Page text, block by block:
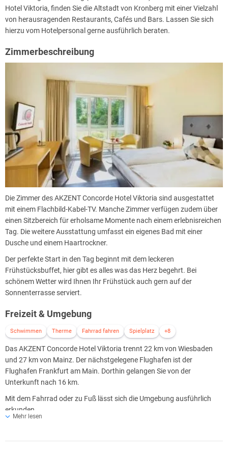
Hotel Viktoria, finden Sie die Altstadt von Kronberg mit einer Vielzahl
von herausragenden Restaurants, Cafés und Bars. Lassen Sie sich
hierzu vom Hotelpersonal gerne ausführlich beraten.
Zimmerbeschreibung
Die Zimmer des AKZENT Concorde Hotel Viktoria sind ausgestattet
mit einem Flachbild-Kabel-TV. Manche Zimmer verfügen zudem über
einen Sitzbereich für erholsame Momente nach einem erlebnisreichen
Tag. Die weitere Ausstattung umfasst ein eigenes Bad mit einer
Dusche und einem Haartrockner.
Der perfekte Start in den Tag beginnt mit dem leckeren
Frühstücksbuffet, hier gibt es alles was das Herz begehrt. Bei
schönem Wetter wird Ihnen Ihr Frühstück auch gern auf der
Sonnenterrasse serviert.
Freizeit & Umgebung
Schwimmen Therme Fahrrad fahren Spielplatz +8
Das AKZENT Concorde Hotel Viktoria trennt 22 km von Wiesbaden
und 27 km von Mainz. Der nächstgelegene Flughafen ist der
Flughafen Frankfurt am Main. Dorthin gelangen Sie von der
Unterkunft nach 16 km.
Mit dem Fahrrad oder zu Fuß lässt sich die Umgebung ausführlich
erkunden.
In und um Kronberg kommen Wanderer und Fahrradbegeisterte voll
Mehr lesen